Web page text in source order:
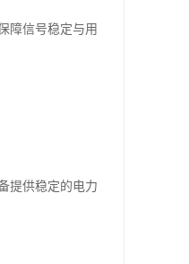
障信号稳定与用
提供稳定的电力